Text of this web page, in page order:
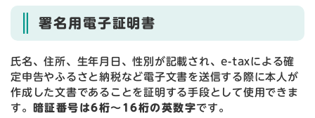
署名用電子証明書
氏名、住所、生年月日、性別が記載され、e-taxによる確
定申告やふるさと納税など電子文書を送信する際に本人が
作成した文書であることを証明する手段として使用できま
す。
暗証番号は6桁～16桁の英数字です。